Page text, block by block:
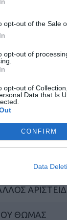
opt-out of the Sale
opt-out of
opt-out of
Data that Is
CONFIRM
Data
ΑΧΙΛΛΕΑΣ
ΚΩΣΤΑΣ
ΘΩΜΑΣ